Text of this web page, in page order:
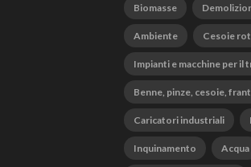
Biomasse
Ambiente Cesoie
Impianti e macchine per
Benne, pinze, cesoie,
Caricatori industriali
Inquinamento Acqua